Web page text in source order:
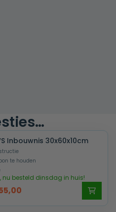
Inbouwnis 30x60x10cm
te houden
nu besteld dinsdag in huis!